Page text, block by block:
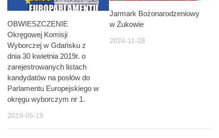
OBWIESZCZENIE
Okręgowej Komisji
Wyborczej w Gdańsku z
dnia 30 kwietnia 2019r. o
zarejestrowanych listach
kandydatów na posłów do
Parlamentu Europejskiego w
okręgu wyborczym nr 1.
2019-05-19
Jarmark Bożonarodzeniowy
w Żukowie
2024-11-28